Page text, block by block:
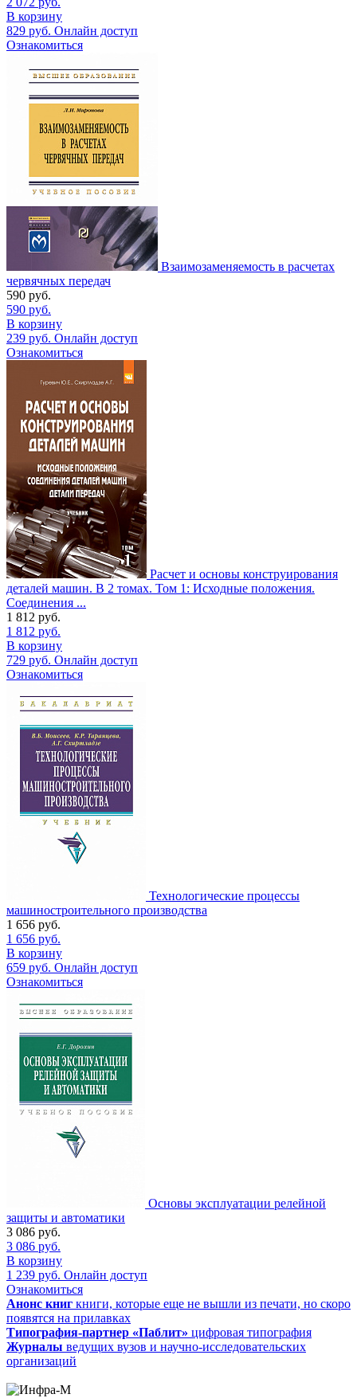
В корзину
829 руб. Онлайн доступ
Ознакомиться
Взаимозаменяемость в расчетах
червячных передач
590 руб.
590 руб.
В корзину
239 руб. Онлайн доступ
Ознакомиться
Расчет и основы конструирования
деталей машин. В 2 томах. Том 1: Исходные положения.
Соединения ...
1 812 руб.
1 812 руб.
В корзину
729 руб. Онлайн доступ
Ознакомиться
Технологические процессы
машиностроительного производства
1 656 руб.
1 656 руб.
В корзину
659 руб. Онлайн доступ
Ознакомиться
Основы эксплуатации релейной
защиты и автоматики
3 086 руб.
3 086 руб.
В корзину
1 239 руб. Онлайн доступ
Ознакомиться
Анонс книг книги, которые еще не вышли из печати, но скоро
появятся на прилавках
Типография-партнер «Паблит» цифровая типография
Журналы ведущих вузов и научно-исследовательских
организаций